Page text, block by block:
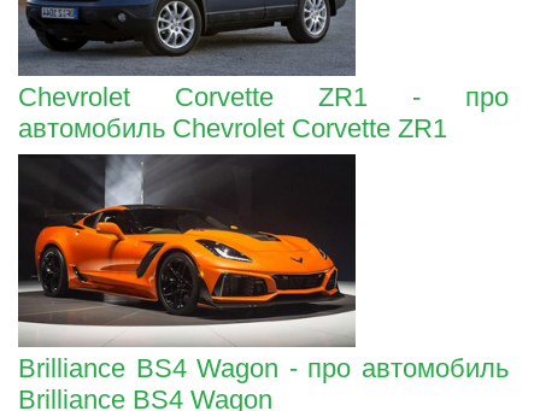
Chevrolet Corvette ZR1 - про
автомобиль Chevrolet Corvette ZR1
Brilliance BS4 Wagon - про автомобиль
Brilliance BS4 Wagon